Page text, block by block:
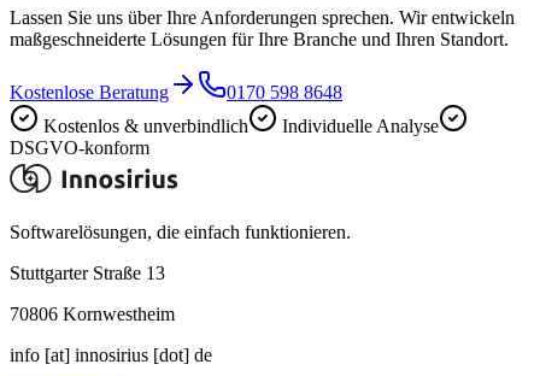
Lassen Sie uns über Ihre Anforderungen sprechen. Wir entwickeln
maßgeschneiderte Lösungen für Ihre Branche und Ihren Standort.
Kostenlose Beratung
0170 598 8648
Kostenlos & unverbindlich
Individuelle Analyse
DSGVO-konform
Softwarelösungen, die einfach funktionieren.
Stuttgarter Straße 13
70806 Kornwestheim
info [at] innosirius [dot] de